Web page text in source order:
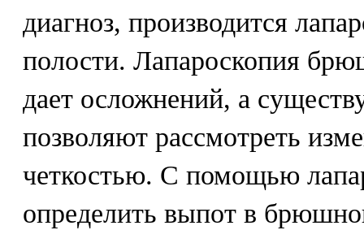
диагноз, производится
полости. Лапароскопия
дает осложнений, а
позволяют рассмотреть
четкостью. С помощью
определить выпот в